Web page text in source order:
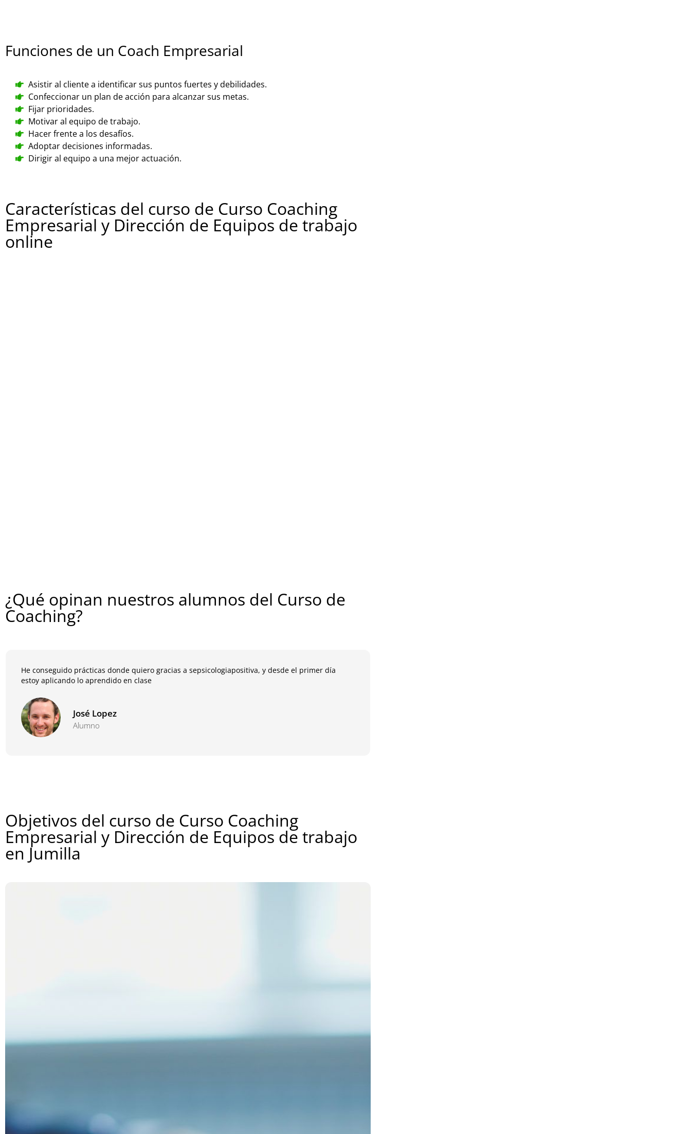
Funciones de un Coach Empresarial
Asistir al cliente a identificar sus puntos fuertes y debilidades.
Confeccionar un plan de acción para alcanzar sus metas.
Fijar prioridades.
Motivar al equipo de trabajo.
Hacer frente a los desafíos.
Adoptar decisiones informadas.
Dirigir al equipo a una mejor actuación.
Características del curso de Curso Coaching
Empresarial y Dirección de Equipos de trabajo
online
¿Qué opinan nuestros alumnos del Curso de
Coaching?
He conseguido prácticas donde quiero gracias a sepsicologiapositiva, y desde el primer día
estoy aplicando lo aprendido en clase
José Lopez
Alumno
Objetivos del curso de Curso Coaching
Empresarial y Dirección de Equipos de trabajo
en Jumilla